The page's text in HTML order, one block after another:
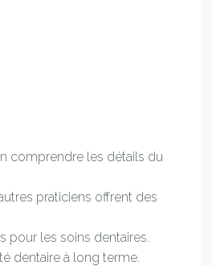
comprendre les détails du
praticiens offrent des
pour les soins dentaires.
dentaire à long terme.